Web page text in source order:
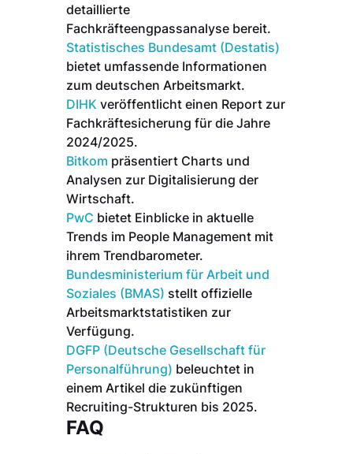
detaillierte
Fachkräfteengpassanalyse bereit.
Statistisches Bundesamt (Destatis)
bietet umfassende Informationen
zum deutschen Arbeitsmarkt.
DIHK veröffentlicht einen Report zur
Fachkräftesicherung für die Jahre
2024/2025.
Bitkom präsentiert Charts und
Analysen zur Digitalisierung der
Wirtschaft.
PwC bietet Einblicke in aktuelle
Trends im People Management mit
ihrem Trendbarometer.
Bundesministerium für Arbeit und
Soziales (BMAS) stellt offizielle
Arbeitsmarktstatistiken zur
Verfügung.
DGFP (Deutsche Gesellschaft für
Personalführung) beleuchtet in
einem Artikel die zukünftigen
Recruiting-Strukturen bis 2025.
FAQ